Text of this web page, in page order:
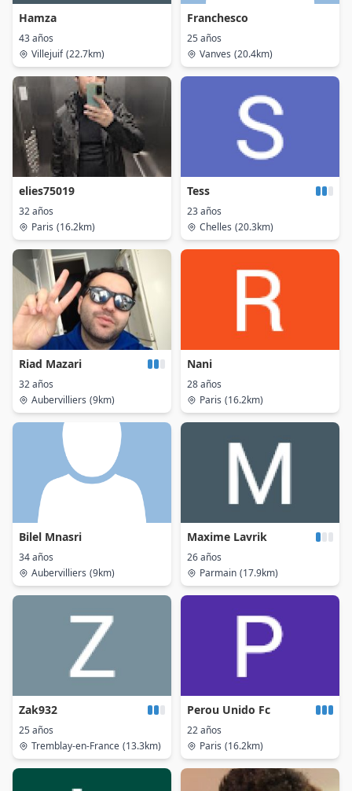
Hamza
43 años
Villejuif (22.7km)
Franchesco
25 años
Vanves (20.4km)
elies75019
32 años
Paris (16.2km)
Tess
23 años
Chelles (20.3km)
Riad Mazari
32 años
Aubervilliers (9km)
Nani
28 años
Paris (16.2km)
Bilel Mnasri
34 años
Aubervilliers (9km)
Maxime Lavrik
26 años
Parmain (17.9km)
Zak932
25 años
Tremblay-en-France (13.3km)
Perou Unido Fc
22 años
Paris (16.2km)